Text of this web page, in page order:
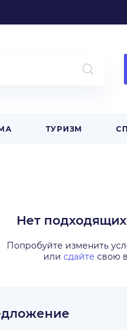
ТУРИЗМ
Нет
Попробуйте изменить
или сдайте свою